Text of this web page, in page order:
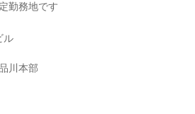
勤務地です
ル
川本部